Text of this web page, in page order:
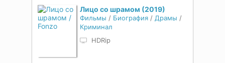
Лицо со шрамом (2019)
Фильмы / Биография / Драмы /
Криминал
HDRip